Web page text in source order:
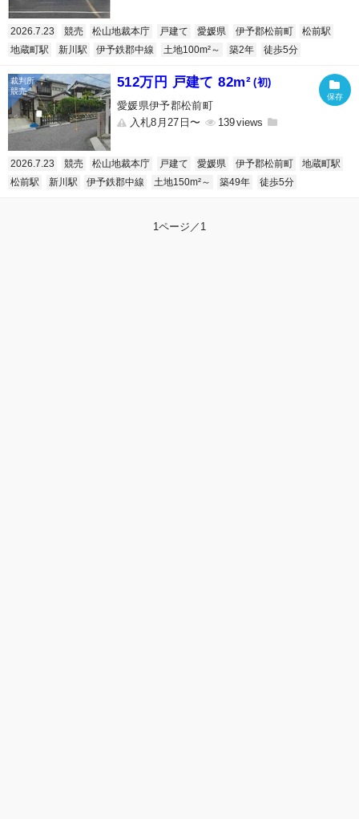
2026.7.23 競売 松山地裁本庁 戸建て 愛媛県 伊予郡松前町
松前駅
地蔵町駅
新川駅 伊予鉄郡中線 土地100m²～ 築2年 徒歩5分
512万円 戸建て 82m² (初)
愛媛県伊予郡松前町
入札8月27日〜
139
2026.7.23 競売 松山地裁本庁 戸建て 愛媛県 伊予郡松前町
地蔵町駅
松前駅
新川駅 伊予鉄郡中線 土地150m²～ 築49年 徒歩5分
1ページ／1